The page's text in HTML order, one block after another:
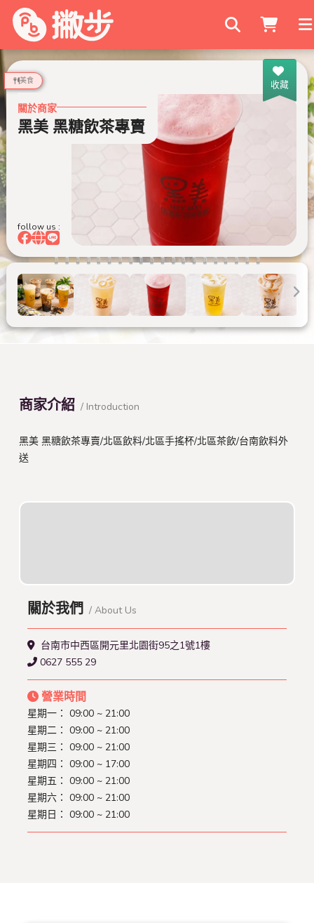
搜尋商家
收藏
美食
關於商家
黑美 黑糖飲茶專賣
follow us :
商家介紹 / Introduction
黑美 黑糖飲茶專賣/北區飲料/北區手搖杯/北區茶飲/台南飲料外
送
關於我們 / About Us
台南市中西區開元里北園街95之1號1樓
0627 555 29
營業時間
星期一： 09:00 ~ 21:00
星期二： 09:00 ~ 21:00
星期三： 09:00 ~ 21:00
星期四： 09:00 ~ 17:00
星期五： 09:00 ~ 21:00
星期六： 09:00 ~ 21:00
星期日： 09:00 ~ 21:00